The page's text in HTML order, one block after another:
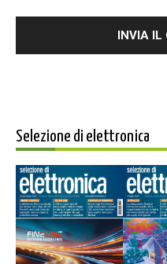
Selezione di elettronica